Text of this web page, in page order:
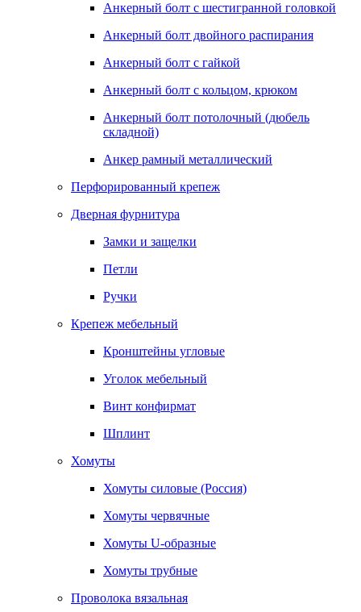
Анкерный болт с шестигранной головкой
Анкерный болт двойного распирания
Анкерный болт с гайкой
Анкерный болт с кольцом, крюком
Анкерный болт потолочный (дюбель
складной)
Анкер рамный металлический
Перфорированный крепеж
Дверная фурнитура
Замки и защелки
Петли
Ручки
Крепеж мебельный
Кронштейны угловые
Уголок мебельный
Винт конфирмат
Шплинт
Хомуты
Хомуты силовые (Россия)
Хомуты червячные
Хомуты U-образные
Хомуты трубные
Проволока вязальная